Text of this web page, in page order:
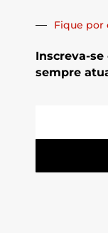
Fique por
Inscreva-
sempre